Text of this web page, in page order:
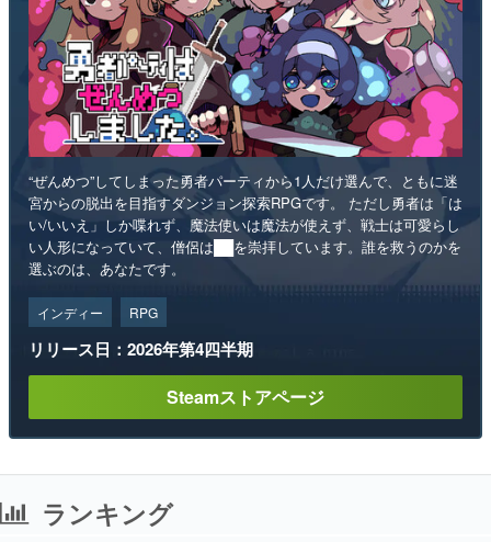
“ぜんめつ”してしまった勇者パーティから1人だけ選んで、ともに迷
宮からの脱出を目指すダンジョン探索RPGです。 ただし勇者は「は
い/いいえ」しか喋れず、魔法使いは魔法が使えず、戦士は可愛らし
い人形になっていて、僧侶は██を崇拝しています。誰を救うのかを
選ぶのは、あなたです。
インディー RPG
リリース日：2026年第4四半期
Steamストアページ
ランキング